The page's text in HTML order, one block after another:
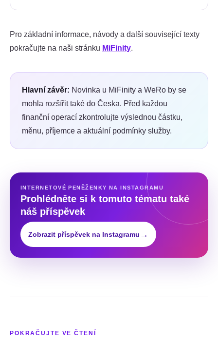
Pro základní informace, návody a další související texty
pokračujte na naši stránku MiFinity.
Hlavní závěr: Novinka u MiFinity a WeRo by se
mohla rozšířit také do Česka. Před každou
finanční operací zkontrolujte výslednou částku,
měnu, příjemce a aktuální podmínky služby.
INTERNETOVÉ PENĚŽENKY NA INSTAGRAMU
Prohlédněte si k tomuto tématu také
náš příspěvek
Zobrazit příspěvek na Instagramu →
POKRAČUJTE VE ČTENÍ